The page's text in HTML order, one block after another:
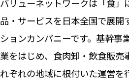
バリューネットワークは「食」
品・サービスを日本全国で展開
ションカンパニーです。基幹事
業をはじめ、食肉卸・飲食販売
れぞれの地域に根付いた運営を